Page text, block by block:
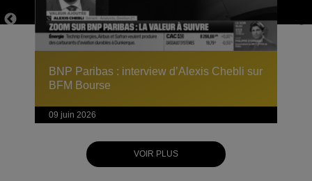
BNP Paribas : interview d’Alexis Chebli sur
BFM Bourse
09 juin 2026
VOIR PLUS